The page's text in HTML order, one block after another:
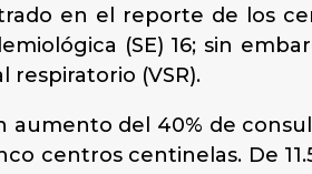
en el reporte de los
(SE) 16; sin
respiratorio (VSR).
aumento del 40% de
centros centinelas. De